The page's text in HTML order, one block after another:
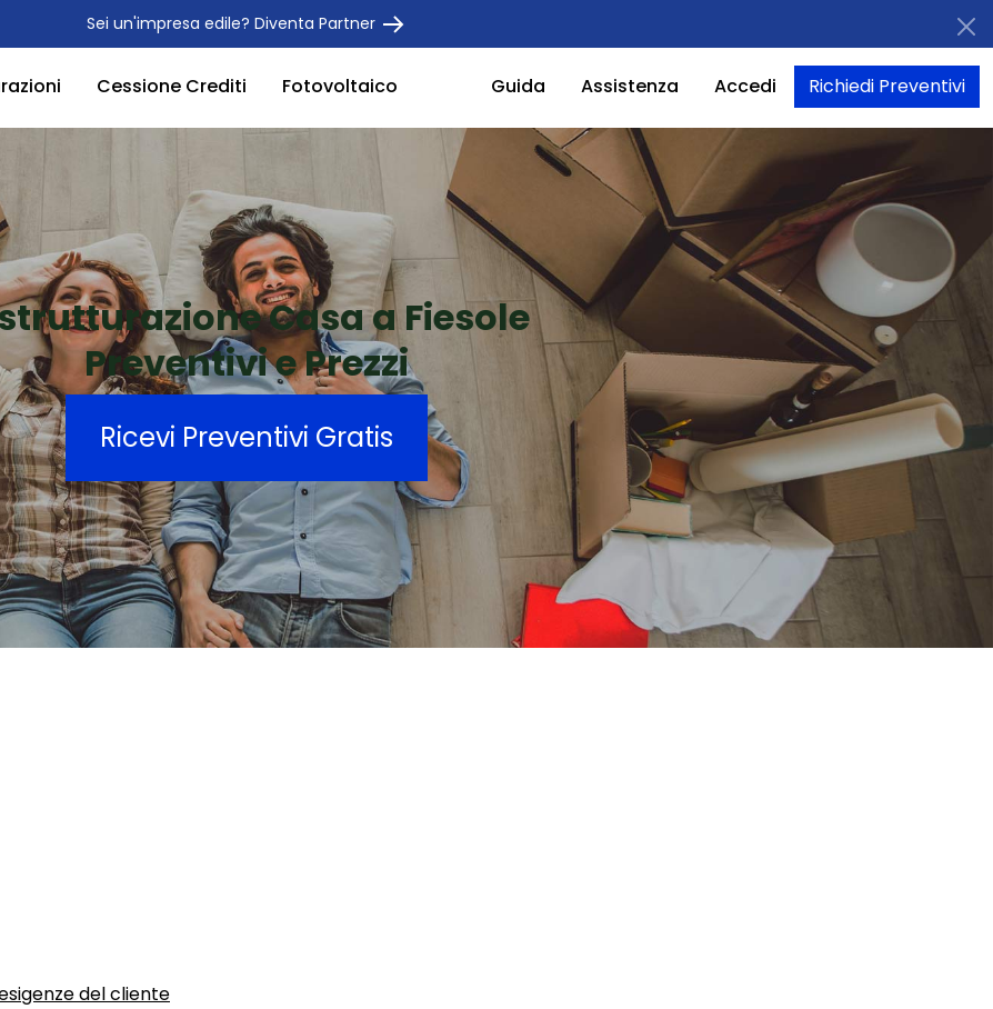
Sei un'impresa edile? Diventa Partner
Cessione Crediti Fotovoltaico Guida Assistenza Accedi Richiedi Preventivi
Casa a Fiesole
Preventivi e Prezzi
Ricevi Preventivi Gratis
del cliente